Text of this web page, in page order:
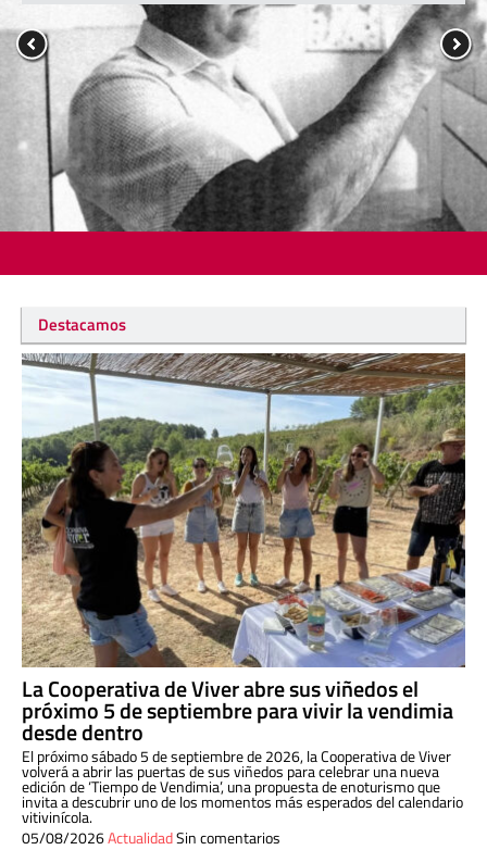
Destacamos
La Cooperativa de Viver abre sus viñedos el
próximo 5 de septiembre para vivir la vendimia
desde dentro
El próximo sábado 5 de septiembre de 2026, la Cooperativa de Viver
volverá a abrir las puertas de sus viñedos para celebrar una nueva
edición de ‘Tiempo de Vendimia’, una propuesta de enoturismo que
invita a descubrir uno de los momentos más esperados del calendario
vitivinícola.
05/08/2026ActualidadSin comentarios